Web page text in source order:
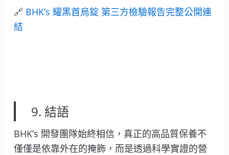
🔗 BHK’s 耀黑首烏錠 第三方檢驗報告完整公開連
結
9. 結語
BHK’s 開發團隊始終相信，真正的高品質保養不
僅僅是依靠外在的掩飾，而是透過科學實證的營